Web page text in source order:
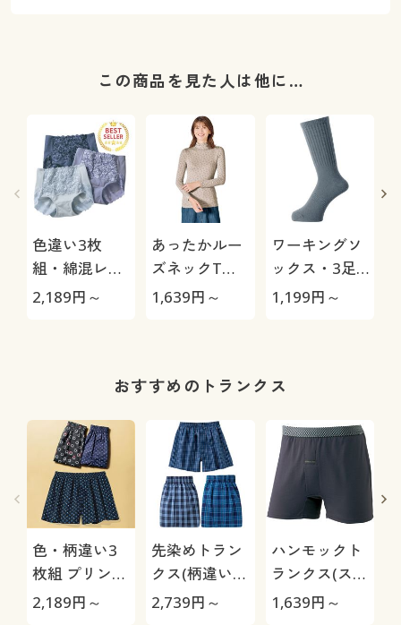
この商品を見た人は他に…
色違い3枚
組・綿混レー
シィショーツ
2,189円～
あったかルー
ズネックTシ
ャツ(スマート
速乾)
1,639円～
ワーキングソ
ックス・3足
組
1,199円～
おすすめのトランクス
色・柄違い3
枚組 プリント
トランクス/綿
2,189円～
先染めトラン
クス(柄違い3
枚組)
2,739円～
ハンモックト
ランクス(スリ
ムタイプ)/吸
1,639円～